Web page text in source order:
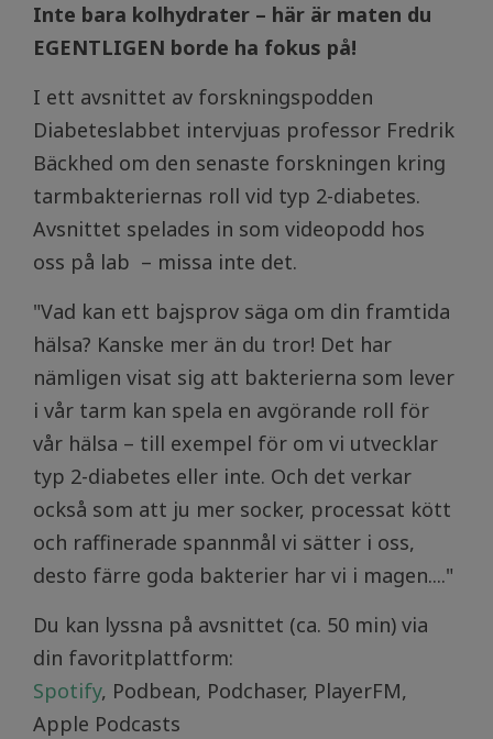
Inte bara kolhydrater – här är maten du
EGENTLIGEN borde ha fokus på!
I ett avsnittet av forskningspodden
Diabeteslabbet intervjuas professor Fredrik
Bäckhed om den senaste forskningen kring
tarmbakteriernas roll vid typ 2-diabetes.
Avsnittet spelades in som videopodd hos
oss på lab – missa inte det.
"Vad kan ett bajsprov säga om din framtida
hälsa? Kanske mer än du tror! Det har
nämligen visat sig att bakterierna som lever
i vår tarm kan spela en avgörande roll för
vår hälsa – till exempel för om vi utvecklar
typ 2-diabetes eller inte. Och det verkar
också som att ju mer socker, processat kött
och raffinerade spannmål vi sätter i oss,
desto färre goda bakterier har vi i magen...."
Du kan lyssna på avsnittet (ca. 50 min) via
din favoritplattform:
Spotify, Podbean, Podchaser, PlayerFM,
Apple Podcasts